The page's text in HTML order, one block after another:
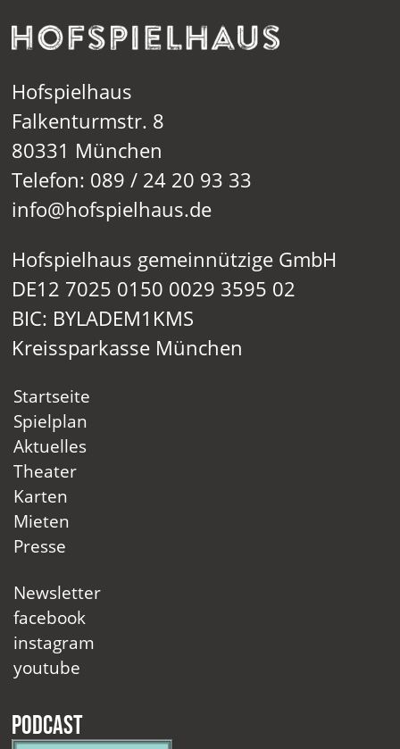
Hofspielhaus
Falkenturmstr. 8
80331 München
Telefon: 089 / 24 20 93 33
info@hofspielhaus.de
Hofspielhaus gemeinnützige GmbH
DE12 7025 0150 0029 3595 02
BIC: BYLADEM1KMS
Kreissparkasse München
Startseite
Spielplan
Aktuelles
Theater
Karten
Mieten
Presse
Newsletter
facebook
instagram
youtube
Podcast